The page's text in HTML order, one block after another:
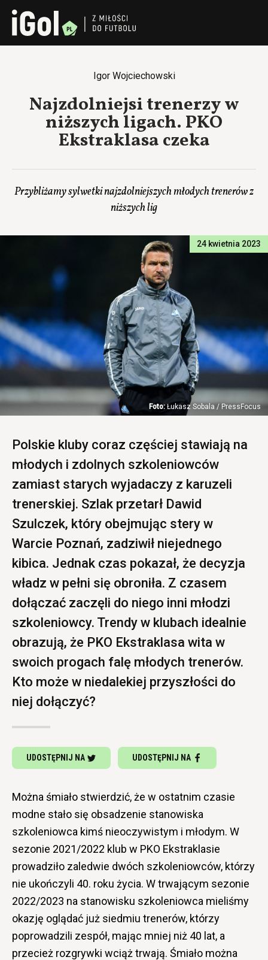
Igor Wojciechowski
Najzdolniejsi trenerzy w
niższych ligach. PKO
Ekstraklasa czeka
Przybliżamy sylwetki najzdolniejszych młodych trenerów z
niższych lig
24 kwietnia 2023
Łukasz Sobala / PressFocus
Polskie kluby coraz częściej stawiają na
młodych i zdolnych szkoleniowców
zamiast starych wyjadaczy z karuzeli
trenerskiej. Szlak przetarł Dawid
Szulczek, który obejmując stery w
Warcie Poznań, zadziwił niejednego
kibica. Jednak czas pokazał, że decyzja
władz w pełni się obroniła. Z czasem
dołączać zaczęli do niego inni młodzi
szkoleniowcy. Trendy w klubach idealnie
obrazują, że PKO Ekstraklasa wita w
swoich progach falę młodych trenerów.
Kto może w niedalekiej przyszłości do
niej dołączyć?
UDOSTĘPNIJ NA UDOSTĘPNIJ NA
Można śmiało stwierdzić, że w ostatnim czasie
modne stało się obsadzenie stanowiska
szkoleniowca kimś nieoczywistym i młodym. W
sezonie 2021/2022 klub w PKO Ekstraklasie
prowadziło zaledwie dwóch szkoleniowców, którzy
nie ukończyli 40. roku życia. W trwającym sezonie
2022/2023 na stanowisku szkoleniowca mieliśmy
okazję oglądać już siedmiu trenerów, którzy
poprowadzili zespół, mając mniej niż 40 lat, a
przecież rozgrywki wciąż trwają. Śmiało można